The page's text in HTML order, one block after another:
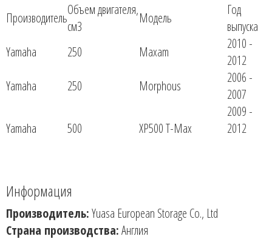
Производитель
Объем двигателя,
см3
Модель
Год
выпуска
Yamaha
250 Maxam
2010 -
2012
Yamaha
250 Morphous
2006 -
2007
Yamaha 500 XP500 T-Max
2009 -
2012
Информация
Производитель:Yuasa European Storage Co., Ltd
Страна производства:Англия